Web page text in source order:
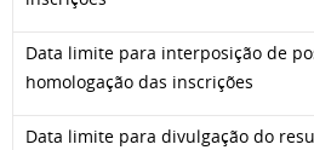
Data limite para interposição de
homologação das inscrições
Data limite para divulgação do